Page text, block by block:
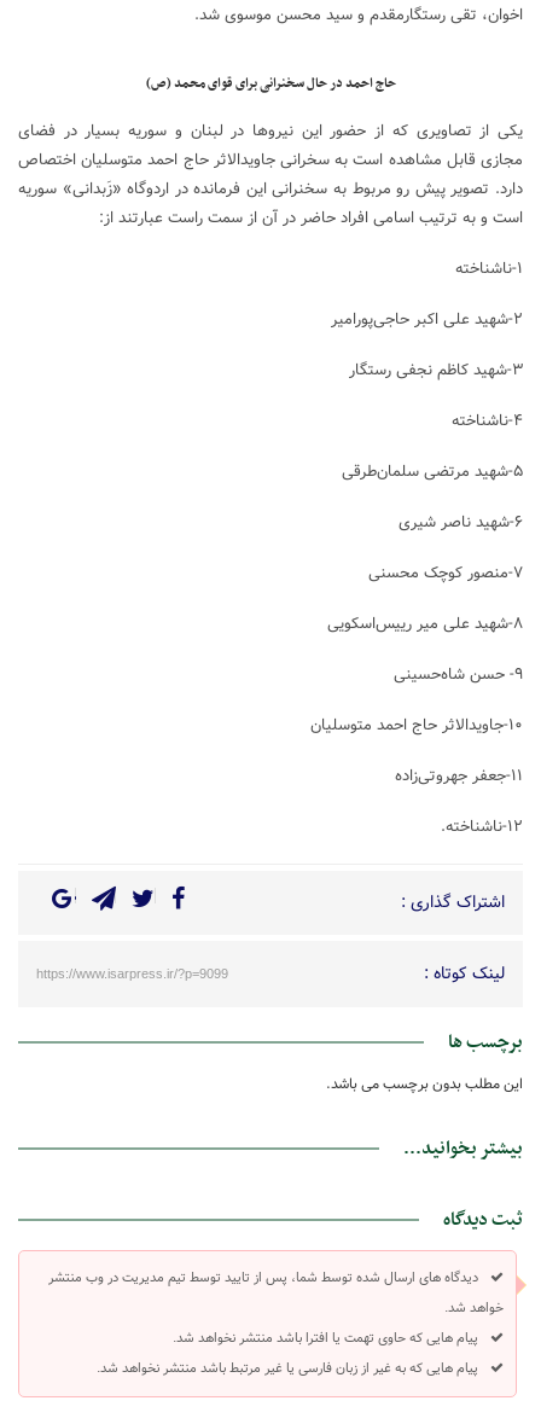
اخوان، تقی رستگارمقدم و سید محسن موسوی شد.
حاج احمد در حال سخنرانی برای قوای محمد (ص)
یکی از تصاویری که از حضور این نیروها در لبنان و سوریه بسیار در فضای
مجازی قابل مشاهده است به سخرانی جاویدالاثر حاج احمد متوسلیان اختصاص
دارد. تصویر پیش رو مربوط به سخنرانی این فرمانده در اردوگاه «زَبدانی» سوریه
است و به ترتیب اسامی افراد حاضر در آن از سمت راست عبارتند از:
۱-ناشناخته
۲-شهید علی اکبر حاجی‌پورامیر
۳-شهید کاظم نجفی رستگار
۴-ناشناخته
۵-شهید مرتضی سلمان‌طرقی
۶-شهید ناصر شیری
۷-منصور کوچک محسنی
۸-شهید علی میر رییس‌اسکویی
۹- حسن شاه‌حسینی
۱۰-جاویدالاثر حاج احمد متوسلیان
۱۱-جعفر جهروتی‌زاده
۱۲-ناشناخته.
اشتراک گذاری :
لینک کوتاه : https://www.isarpress.ir/?p=9099
برچسب ها
این مطلب بدون برچسب می باشد.
بیشتر بخوانید...
ثبت دیدگاه
دیدگاه های ارسال شده توسط شما، پس از تایید توسط تیم مدیریت در وب منتشر
خواهد شد.
پیام هایی که حاوی تهمت یا افترا باشد منتشر نخواهد شد.
پیام هایی که به غیر از زبان فارسی یا غیر مرتبط باشد منتشر نخواهد شد.